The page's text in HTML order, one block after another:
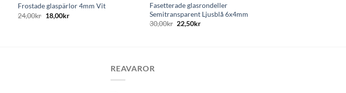
Frostade glaspärlor 4mm Vit
24,00kr 18,00kr
Fasetterade glasrondeller
Semitransparent Ljusblå 6x4mm
30,00kr 22,50kr
REAVAROR